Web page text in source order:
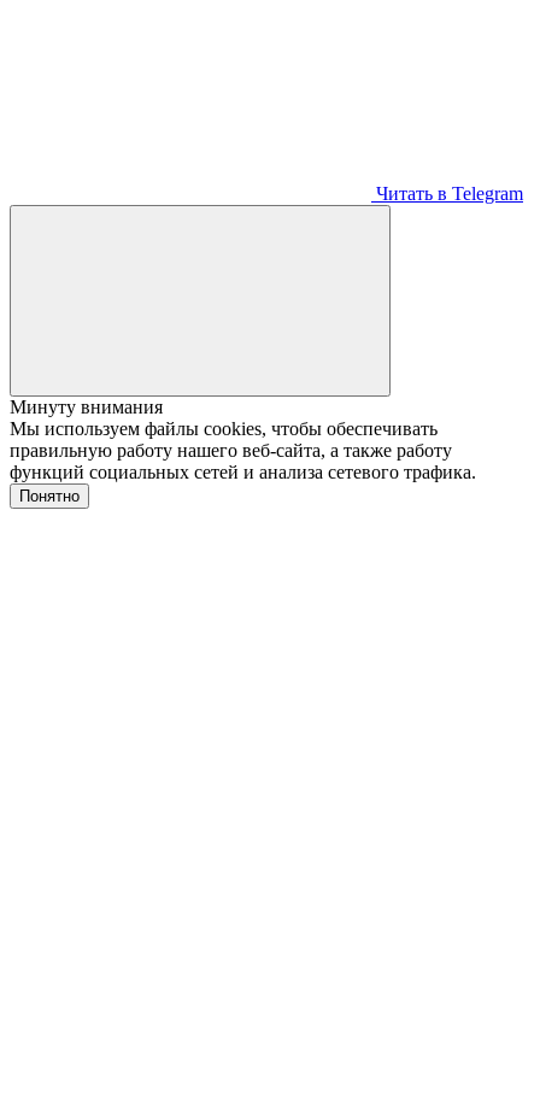
Читать в Telegram
Минуту внимания
Мы используем файлы cookies, чтобы обеспечивать
правильную работу нашего веб-сайта, а также работу
функций социальных сетей и анализа сетевого трафика.
Понятно